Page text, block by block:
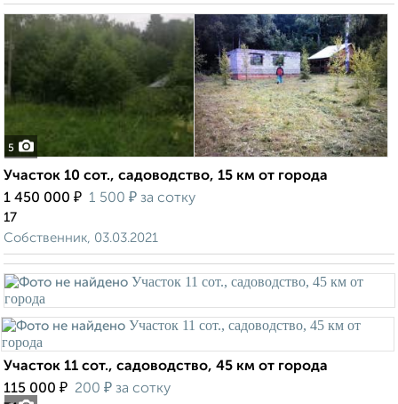
5
Участок 10 сот., садоводство, 15 км от города
1 450 000 ₽ 1 500 ₽ за сотку
17
Собственник, 03.03.2021
Участок 11 сот., садоводство, 45 км от города
115 000 ₽ 200 ₽ за сотку